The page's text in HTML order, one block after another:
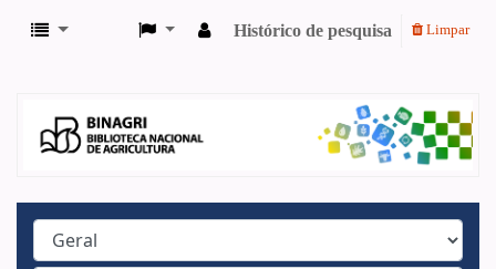
Histórico de pesquisa Limpar